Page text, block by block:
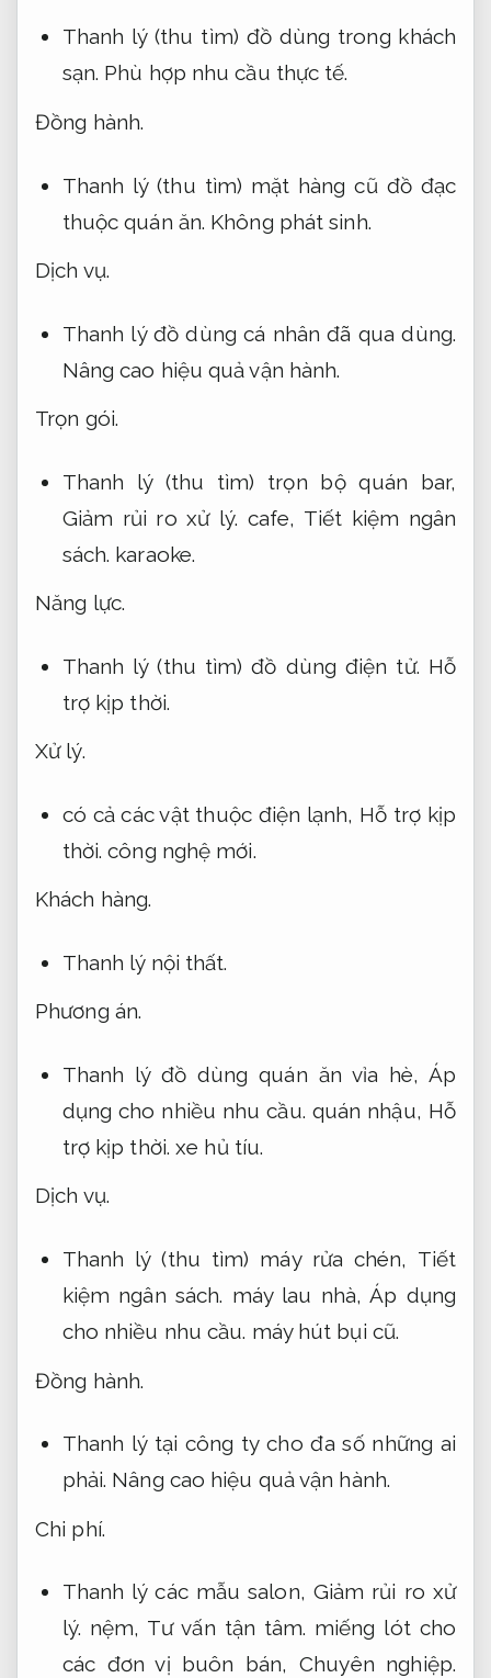
Thanh lý (thu tìm) đồ dùng trong khách
sạn. Phù hợp nhu cầu thực tế.
Đồng hành.
Thanh lý (thu tìm) mặt hàng cũ đồ đạc
thuộc quán ăn. Không phát sinh.
Dịch vụ.
Thanh lý đồ dùng cá nhân đã qua dùng.
Nâng cao hiệu quả vận hành.
Trọn gói.
Thanh lý (thu tìm) trọn bộ quán bar,
Giảm rủi ro xử lý. cafe, Tiết kiệm ngân
sách. karaoke.
Năng lực.
Thanh lý (thu tìm) đồ dùng điện tử. Hỗ
trợ kịp thời.
Xử lý.
có cả các vật thuộc điện lạnh, Hỗ trợ kịp
thời. công nghệ mới.
Khách hàng.
Thanh lý nội thất.
Phương án.
Thanh lý đồ dùng quán ăn vỉa hè, Áp
dụng cho nhiều nhu cầu. quán nhậu, Hỗ
trợ kịp thời. xe hủ tíu.
Dịch vụ.
Thanh lý (thu tìm) máy rửa chén, Tiết
kiệm ngân sách. máy lau nhà,Áp dụng
cho nhiều nhu cầu. máy hút bụi cũ.
Đồng hành.
Thanh lý tại công ty cho đa số những ai
phải. Nâng cao hiệu quả vận hành.
Chi phí.
Thanh lý các mẫu salon, Giảm rủi ro xử
lý. nệm, Tư vấn tận tâm. miếng lót cho
các đơn vị buôn bán,Chuyên nghiệp.